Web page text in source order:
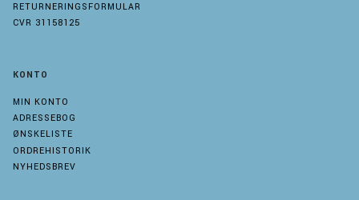
RETURNERINGSFORMULAR
CVR 31158125
KONTO
MIN KONTO
ADRESSEBOG
ØNSKELISTE
ORDREHISTORIK
NYHEDSBREV